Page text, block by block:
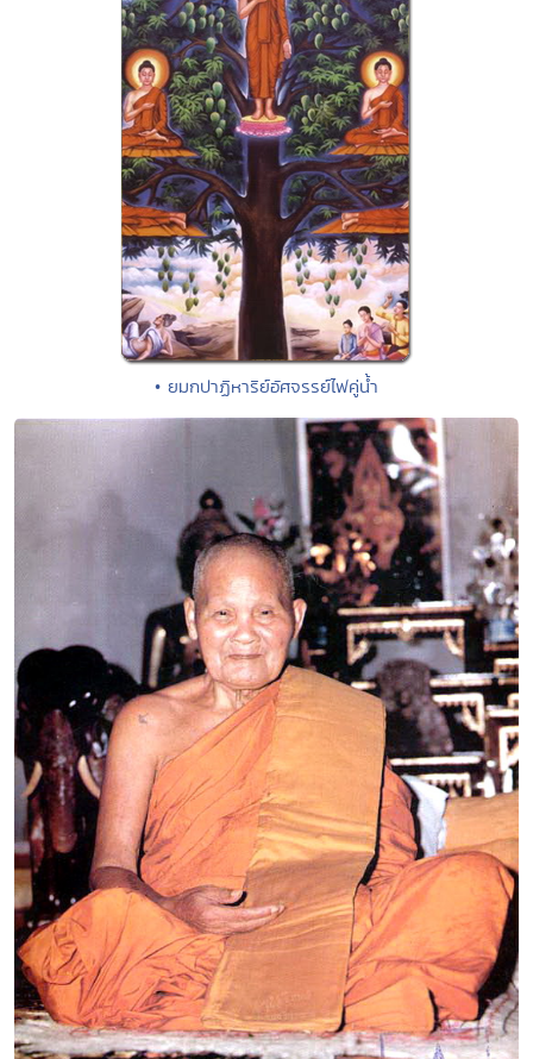
• ยมกปาฏิหาริย์อัศจรรย์ไฟคู่น้ำ